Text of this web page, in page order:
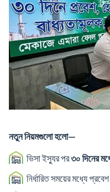
নতুন নিয়মগুলো হলো—
ভিসা ইস্যুর পর৩০ দিনের
নির্ধারিত সময়ের মধ্যে